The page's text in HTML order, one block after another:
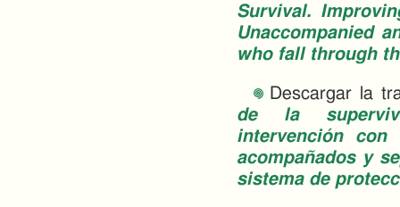
Survival.
Unaccompanied
who fall through
Descargar la
de la
intervención
acompañados y
sistema de